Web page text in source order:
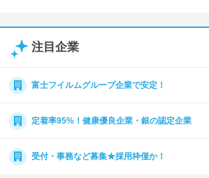
注目企業
富士フイルムグループ企業で安定！
定着率95%！健康優良企業・銀の認定企業
受付・事務など募集★採用枠僅か！